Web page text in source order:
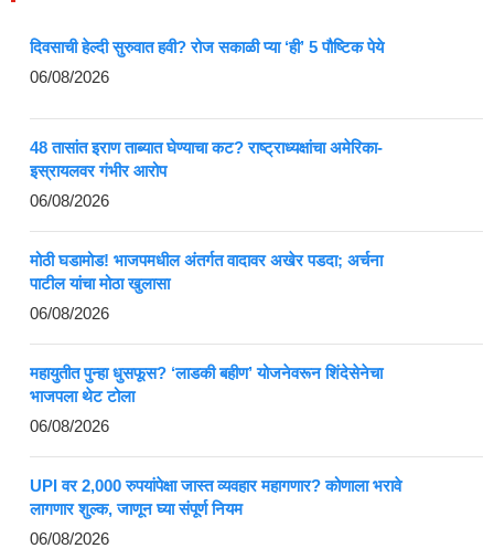
दिवसाची हेल्दी सुरुवात हवी? रोज सकाळी प्या ‘ही’ 5 पौष्टिक पेये
06/08/2026
48 तासांत इराण ताब्यात घेण्याचा कट? राष्ट्राध्यक्षांचा अमेरिका-
इस्रायलवर गंभीर आरोप
06/08/2026
मोठी घडामोड! भाजपमधील अंतर्गत वादावर अखेर पडदा; अर्चना
पाटील यांचा मोठा खुलासा
06/08/2026
महायुतीत पुन्हा धुसफूस? ‘लाडकी बहीण’ योजनेवरून शिंदेसेनेचा
भाजपला थेट टोला
06/08/2026
UPI वर 2,000 रुपयांपेक्षा जास्त व्यवहार महागणार? कोणाला भरावे
लागणार शुल्क, जाणून घ्या संपूर्ण नियम
06/08/2026